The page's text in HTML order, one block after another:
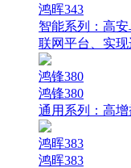
鸿晖343
智能系列： 高
联网平台、实
鸿锋380
鸿锋380
通用系列： 高增
鸿晖383
鸿晖383